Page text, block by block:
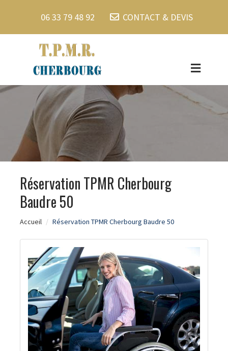
06 33 79 48 92 CONTACT & DEVIS
Réservation TPMR Cherbourg
Baudre 50
Accueil Réservation TPMR Cherbourg Baudre 50